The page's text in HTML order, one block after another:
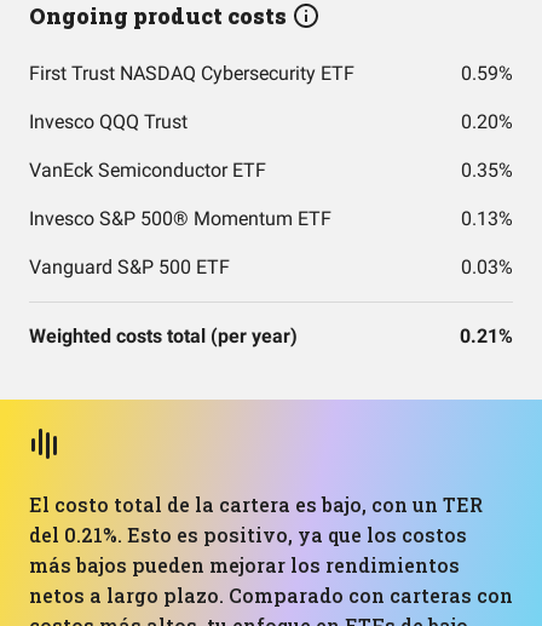
Ongoing product costs
First Trust NASDAQ Cybersecurity ETF 0.59%
Invesco QQQ Trust 0.20%
VanEck Semiconductor ETF 0.35%
Invesco S&P 500® Momentum ETF 0.13%
Vanguard S&P 500 ETF 0.03%
Weighted costs total (per year) 0.21%
El costo total de la cartera es bajo, con un TER
del 0.21%. Esto es positivo, ya que los costos
más bajos pueden mejorar los rendimientos
netos a largo plazo. Comparado con carteras con